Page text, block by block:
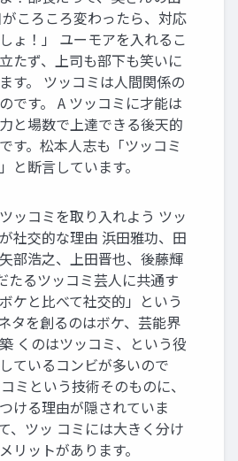
ころころ変わったら、対応
ょ！」 ユーモアを入れるこ
たず、上司も部下も笑いに
す。 ツッコミは人間関係の
です。 A ツッコミに才能は
と場数で上達できる後天的
す。松本人志も「ツッコミ
と断言しています。
ッコミを取り入れよう ツッ
社交的な理由 浜田雅功、田
部浩之、上田晋也、後藤輝
るツッコミ芸人に共通す
ケと比べて社交的」という
タを創るのはボケ、芸能界
くのはツッコミ、という役
ているコンビが多いので
ミという技術そのものに、
ける理由が隠されていま
、ツッ コミには大きく分け
リットがあります。